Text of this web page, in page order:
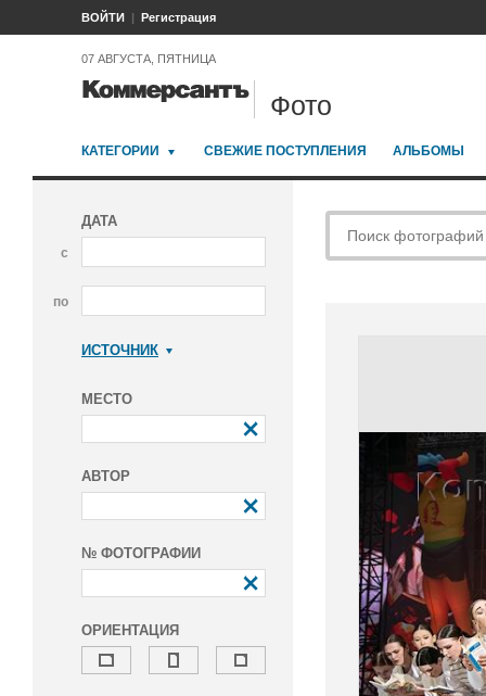
ВОЙТИ Регистрация
07 АВГУСТА, ПЯТНИЦА
Фото
КАТЕГОРИИ СВЕЖИЕ ПОСТУПЛЕНИЯ АЛЬБОМЫ
ДАТА
с
по
ИСТОЧНИК
МЕСТО
АВТОР
№ ФОТОГРАФИИ
ОРИЕНТАЦИЯ